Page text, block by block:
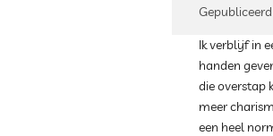
Ik verblijf in
handen
die overstap
meer
een heel